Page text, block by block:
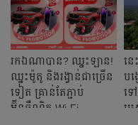
រកឯណាបាន? ឈ្នះឡាន!
ឈ្នះម៉ូតូ និងរង្វាន់ជាច្រើន
ទៀត គ្រាន់តែភ្ជាប់
អ៊ីនធឺណិត Wi-Fi
នេ
បង្
ទៅ
រ